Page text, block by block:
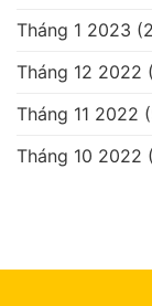
Tháng 1 2023
Tháng 12 2022
Tháng 11 2022
Tháng 10 2022